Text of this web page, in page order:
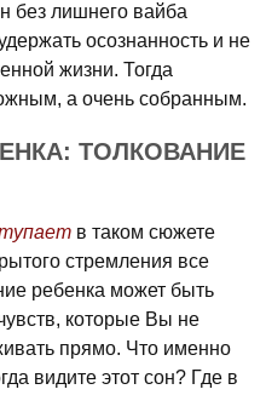
без лишнего вайба
осознанность и не
жизни. Тогда
а очень собранным.
ТОЛКОВАНИЕ
в таком сюжете
стремления все
ребенка может быть
которые Вы не
прямо. Что именно
видите этот сон? Где в